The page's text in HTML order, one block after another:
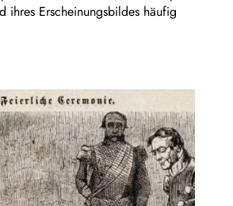
ihres Erscheinungsbildes häufig